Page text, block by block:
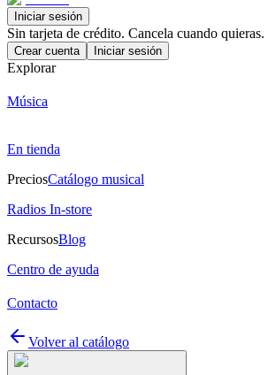
Iniciar sesión
Sin tarjeta de crédito. Cancela cuando quieras.
Crear cuenta Iniciar sesión
Explorar
Música
En tienda
PreciosCatálogo musical
Radios In-store
RecursosBlog
Centro de ayuda
Contacto
Volver al catálogo